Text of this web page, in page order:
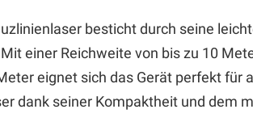
besticht durch seine
einer Reichweite von bis zu 10
eignet sich das Gerät perfekt für
dank seiner Kompaktheit und dem